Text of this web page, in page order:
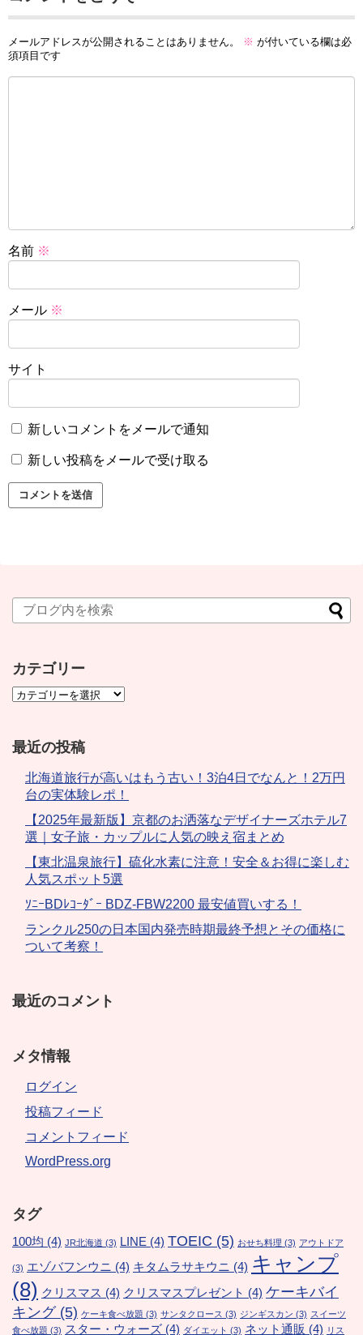
メールアドレスが公開されることはありません。 ※ が付いている欄は必
須項目です
名前 ※
メール ※
サイト
新しいコメントをメールで通知
新しい投稿をメールで受け取る
カテゴリー
最近の投稿
北海道旅行が高いはもう古い！3泊4日でなんと！2万円
台の実体験レポ！
【2025年最新版】京都のお洒落なデザイナーズホテル7
選｜女子旅・カップルに人気の映え宿まとめ
【東北温泉旅行】硫化水素に注意！安全＆お得に楽しむ
人気スポット5選
ｿﾆｰBDﾚｺｰﾀﾞｰ BDZ-FBW2200 最安値買いする！
ランクル250の日本国内発売時期最終予想とその価格に
ついて考察！
最近のコメント
メタ情報
ログイン
投稿フィード
コメントフィード
WordPress.org
タグ
100均 (4) JR北海道 (3) LINE (4) TOEIC (5) おせち料理 (3) アウトドア
(3) エゾバフンウニ (4) キタムラサキウニ (4) キャンプ
(8) クリスマス (4) クリスマスプレゼント (4) ケーキバイ
キング(5) ケーキ食べ放題 (3) サンタクロース (3) ジンギスカン (3) スイーツ
食べ放題 (3) スター・ウォーズ (4) ダイエット (3) ネット通販 (4) リス